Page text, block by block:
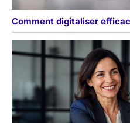
Comment digitaliser